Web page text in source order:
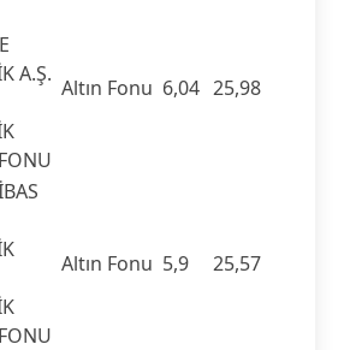
A.Ş.
Altın Fonu 6,04 25,98
Altın Fonu 5,9 25,57